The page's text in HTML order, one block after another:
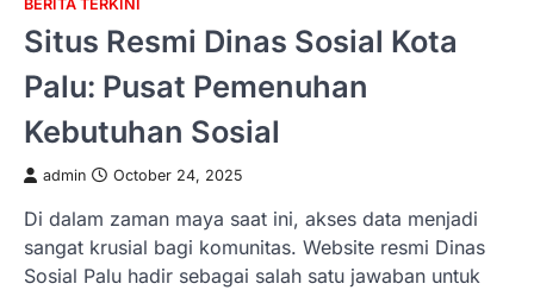
BERITA TERKINI
Situs Resmi Dinas Sosial Kota
Palu: Pusat Pemenuhan
Kebutuhan Sosial
admin October 24, 2025
Di dalam zaman maya saat ini, akses data menjadi
sangat krusial bagi komunitas. Website resmi Dinas
Sosial Palu hadir sebagai salah satu jawaban untuk